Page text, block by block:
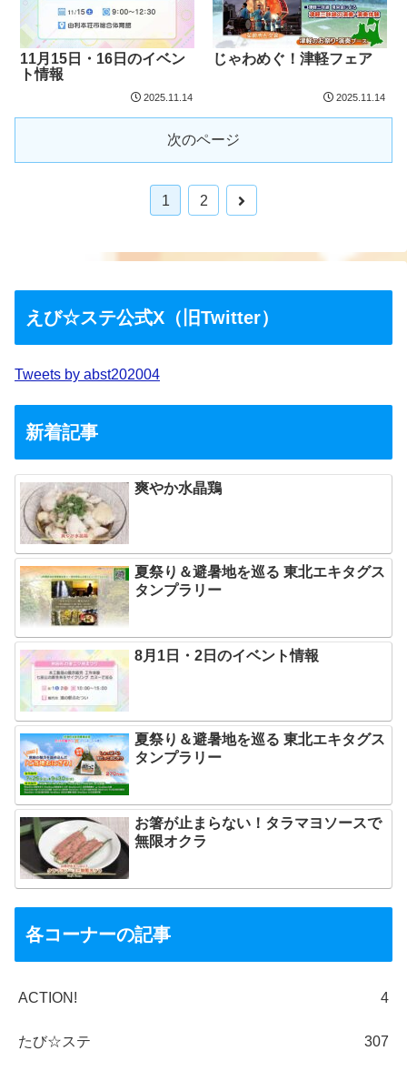
11月15日・16日のイベン
ト情報
2025.11.14
じゃわめぐ！津軽フェア
2025.11.14
次のページ
1 2
えび☆ステ公式X（旧Twitter）
Tweets by abst202004
新着記事
爽やか水晶鶏
夏祭り＆避暑地を巡る 東北エキタグス
タンプラリー
8月1日・2日のイベント情報
夏祭り＆避暑地を巡る 東北エキタグス
タンプラリー
お箸が止まらない！タラマヨソースで
無限オクラ
各コーナーの記事
ACTION! 4
たび☆ステ 307